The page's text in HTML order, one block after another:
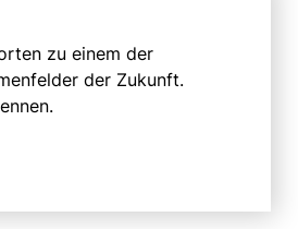
zu einem der
der Zukunft.